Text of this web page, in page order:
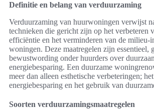
Definitie en belang van verduurzaming
Verduurzaming van huurwoningen verwijst
technieken die gericht zijn op het verbeteren
efficiëntie en het verminderen van de milieu-
woningen. Deze maatregelen zijn essentieel,
bewustwording onder huurders over
energiebesparing. Een duurzame
meer dan alleen esthetische verbeteringen;
energiebesparing en het gebruik van
Soorten verduurzamingsmaatregelen